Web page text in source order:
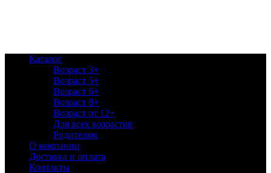
Каталог
Возраст 3+
Возраст 5+
Возраст 6+
Возраст 8+
Возраст от 12+
Для всех возрастов
Родителям
О компании
Доставка и оплата
Контакты